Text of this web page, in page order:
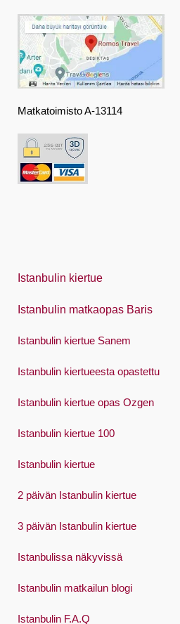
Français
Deutsch
Ελληνική
Indonesia
Italiano
Русский
Español
Swedish
Matkatoimisto A-13114
Istanbulin kiertue
Istanbulin matkaopas Baris
Istanbulin kiertue Sanem
Istanbulin kiertueesta opastettu
Istanbulin kiertue opas Ozgen
Istanbulin kiertue 100
Istanbulin kiertue
2 päivän Istanbulin kiertue
3 päivän Istanbulin kiertue
Istanbulissa näkyvissä
Istanbulin matkailun blogi
Istanbulin F.A.Q